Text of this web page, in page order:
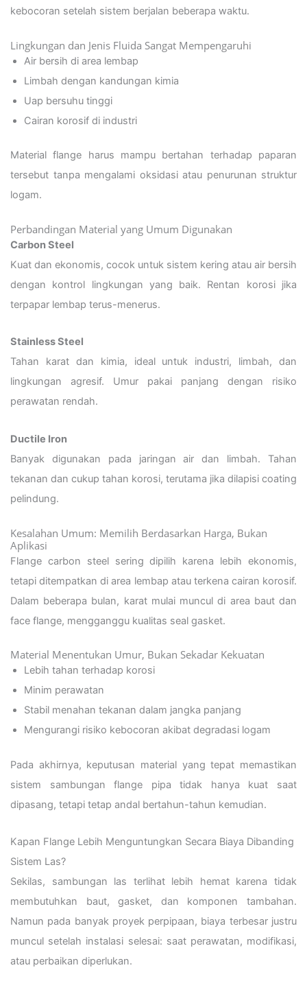
kebocoran setelah sistem berjalan beberapa waktu.
Lingkungan dan Jenis Fluida Sangat Mempengaruhi
Air bersih di area lembap
Limbah dengan kandungan kimia
Uap bersuhu tinggi
Cairan korosif di industri
Material flange harus mampu bertahan terhadap paparan
tersebut tanpa mengalami oksidasi atau penurunan struktur
logam.
Perbandingan Material yang Umum Digunakan
Carbon Steel
Kuat dan ekonomis, cocok untuk sistem kering atau air bersih
dengan kontrol lingkungan yang baik. Rentan korosi jika
terpapar lembap terus-menerus.
Stainless Steel
Tahan karat dan kimia, ideal untuk industri, limbah, dan
lingkungan agresif. Umur pakai panjang dengan risiko
perawatan rendah.
Ductile Iron
Banyak digunakan pada jaringan air dan limbah. Tahan
tekanan dan cukup tahan korosi, terutama jika dilapisi coating
pelindung.
Kesalahan Umum: Memilih Berdasarkan Harga, Bukan
Aplikasi
Flange carbon steel sering dipilih karena lebih ekonomis,
tetapi ditempatkan di area lembap atau terkena cairan korosif.
Dalam beberapa bulan, karat mulai muncul di area baut dan
face flange, mengganggu kualitas seal gasket.
Material Menentukan Umur, Bukan Sekadar Kekuatan
Lebih tahan terhadap korosi
Minim perawatan
Stabil menahan tekanan dalam jangka panjang
Mengurangi risiko kebocoran akibat degradasi logam
Pada akhirnya, keputusan material yang tepat memastikan
sistem sambungan flange pipa tidak hanya kuat saat
dipasang, tetapi tetap andal bertahun-tahun kemudian.
Kapan Flange Lebih Menguntungkan Secara Biaya Dibanding
Sistem Las?
Sekilas, sambungan las terlihat lebih hemat karena tidak
membutuhkan baut, gasket, dan komponen tambahan.
Namun pada banyak proyek perpipaan, biaya terbesar justru
muncul setelah instalasi selesai: saat perawatan, modifikasi,
atau perbaikan diperlukan.